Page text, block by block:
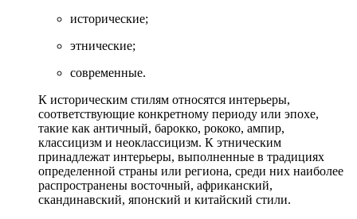
исторические;
этнические;
современные.
К историческим стилям относятся интерьеры,
соответствующие конкретному периоду или эпохе,
такие как античный, барокко, рококо, ампир,
классицизм и неоклассицизм. К этническим
принадлежат интерьеры, выполненные в традициях
определенной страны или региона, среди них наиболее
распространены восточный, африканский,
скандинавский, японский и китайский стили.